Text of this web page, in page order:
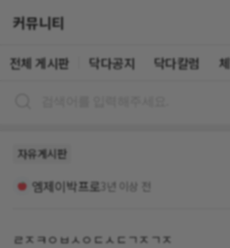
커뮤니티
전체 게시판 닥다공지 닥다칼럼
자유게시판
엠제이박프로 3년 이상 전
ㄹㅈㅋㅇㅂㅅㅇㄷㅅㄷㄱㅈㄱㅈ